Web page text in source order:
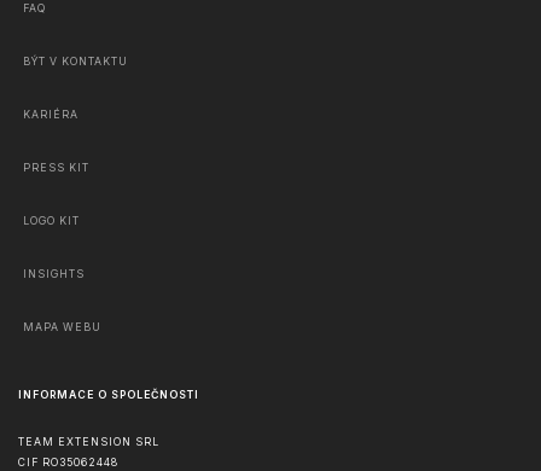
FAQ
BÝT V KONTAKTU
KARIÉRA
PRESS KIT
LOGO KIT
INSIGHTS
MAPA WEBU
INFORMACE O SPOLEČNOSTI
TEAM EXTENSION SRL
CIF RO35062448